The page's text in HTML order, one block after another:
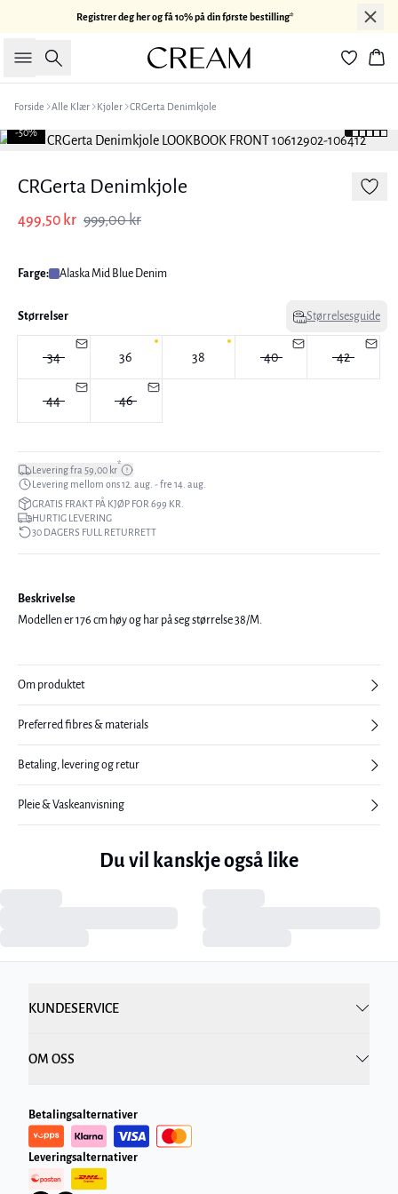
Registrer deg her og få 10% på din første bestilling*
Søk
Forside Alle Klær Kjoler CRGerta Denimkjole
-50%
CRGerta Denimkjole
499,50 kr 999,00 kr
Farge: Alaska Mid Blue Denim
Størrelser Størrelsesguide
34 36 38 40 42
44 46
Levering fra 59,00 kr*
Levering mellom ons 12. aug. - fre 14. aug.
GRATIS FRAKT PÅ KJØP FOR 699 KR.
HURTIG LEVERING
30 DAGERS FULL RETURRETT
Beskrivelse
Modellen er 176 cm høy og har på seg størrelse 38/M.
Om produktet
Preferred fibres & materials
Betaling, levering og retur
Pleie & Vaskeanvisning
Du vil kanskje også like
KUNDESERVICE
OM OSS
Betalingsalternativer
Leveringsalternativer